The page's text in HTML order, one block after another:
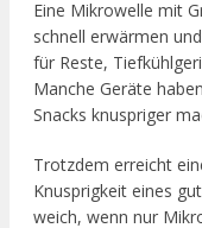
Eine Mikrowelle mit
schnell erwärmen
für Reste,
Manche Geräte
Snacks knuspriger
Trotzdem erreicht
Knusprigkeit eines
weich, wenn nur